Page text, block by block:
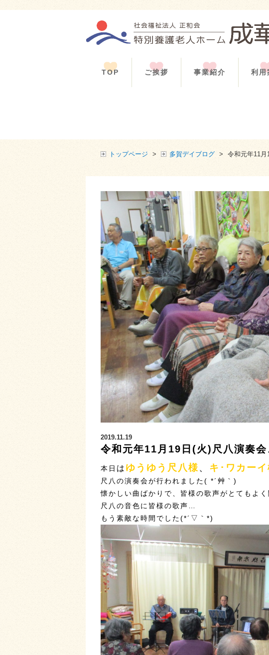
TOP ご挨拶 事業紹介 利用
トップページ > 多賀デイブログ > 令和元年11
2019.11.19
令和元年11月19日(火)尺八演奏
本日 は ゆうゆう尺八様、 キ･ワカーイ
尺八の演奏会が行われました( *´艸｀)
懐かしい曲ばかりで、皆様の歌声がとてもよ
尺八の音色に皆様の歌声…
もう素敵な時間でした(*´▽｀*)